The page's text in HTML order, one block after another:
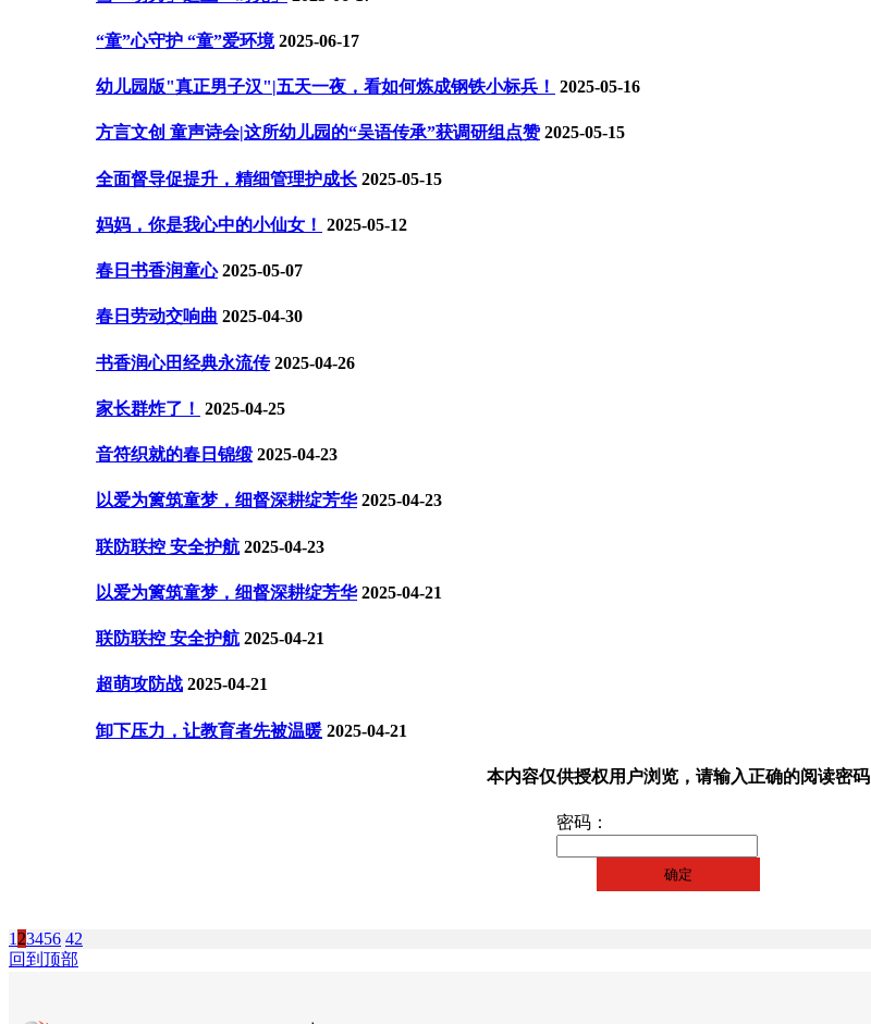
“童”心守护 “童”爱环境 2025-06-17
幼儿园版"真正男子汉"|五天一夜，看如何炼成钢铁小标兵！ 2025-05-16
方言文创 童声诗会|这所幼儿园的“吴语传承”获调研组点赞 2025-05-15
全面督导促提升，精细管理护成长 2025-05-15
妈妈，你是我心中的小仙女！ 2025-05-12
春日书香润童心 2025-05-07
春日劳动交响曲 2025-04-30
书香润心田经典永流传 2025-04-26
家长群炸了！ 2025-04-25
音符织就的春日锦缎 2025-04-23
以爱为篱筑童梦，细督深耕绽芳华 2025-04-23
联防联控 安全护航 2025-04-23
以爱为篱筑童梦，细督深耕绽芳华 2025-04-21
联防联控 安全护航 2025-04-21
超萌攻防战 2025-04-21
卸下压力，让教育者先被温暖 2025-04-21
本内容仅供授权用户浏览，请输入正确的阅读密码
密码：
确定
1 23456 42
回到顶部